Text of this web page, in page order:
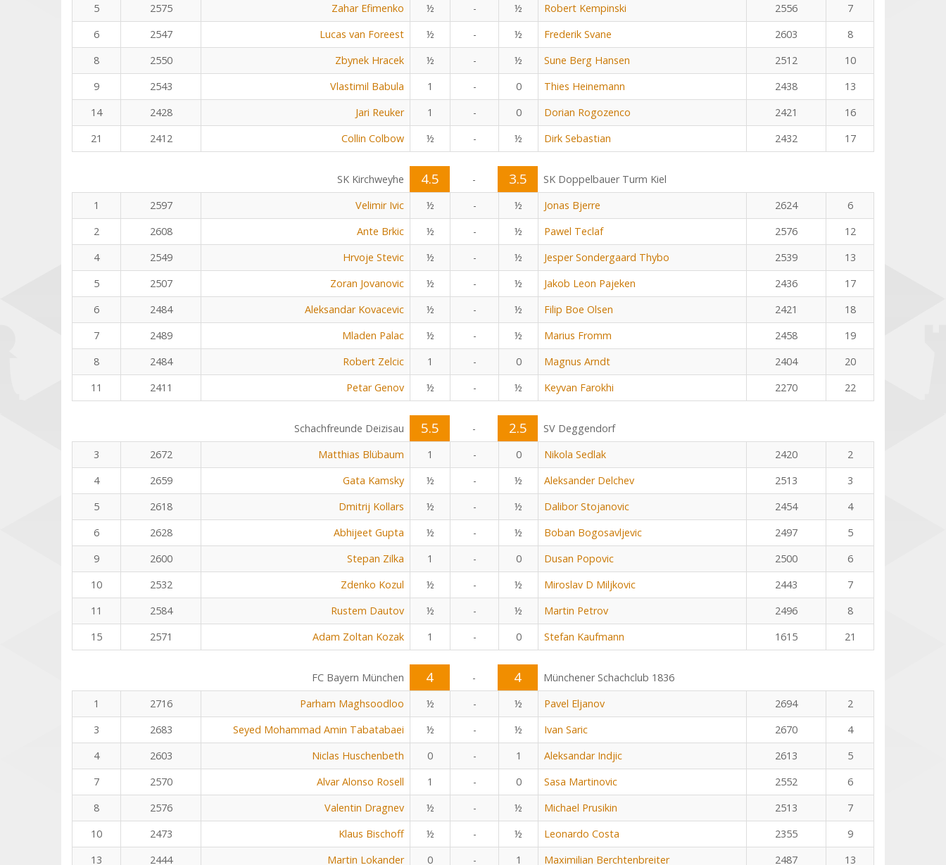
5
2575 Zahar Efimenko ½ - ½ Robert Kempinski 2556
7
6
2547 Lucas van Foreest ½ - ½ Frederik Svane 2603
8
8
2550 Zbynek Hracek ½ - ½ Sune Berg Hansen 2512
10
9
2543 Vlastimil Babula 1 - 0 Thies Heinemann 2438
13
14
2428 Jari Reuker 1 - 0 Dorian Rogozenco 2421
16
21
2412 Collin Colbow ½ - ½ Dirk Sebastian 2432 17
SK Kirchweyhe 4.5 - 3.5
SK Doppelbauer Turm Kiel
1
2597 Velimir Ivic ½ - ½ Jonas Bjerre 2624
6
2
2608 Ante Brkic ½ - ½ Pawel Teclaf 2576
12
4
2549 Hrvoje Stevic ½ - ½ Jesper Sondergaard Thybo 2539
13
5
2507 Zoran Jovanovic ½ - ½ Jakob Leon Pajeken 2436
17
6
2484 Aleksandar Kovacevic ½ - ½ Filip Boe Olsen 2421
18
7
2489 Mladen Palac ½ - ½ Marius Fromm 2458
19
8
2484 Robert Zelcic 1 - 0 Magnus Arndt 2404
20
11
2411 Petar Genov ½ - ½ Keyvan Farokhi 2270 22
Schachfreunde Deizisau 5.5 - 2.5
SV Deggendorf
3
2672 Matthias Blübaum 1 - 0 Nikola Sedlak 2420
2
4
2659 Gata Kamsky ½ - ½ Aleksander Delchev 2513
3
5
2618 Dmitrij Kollars ½ - ½ Dalibor Stojanovic 2454
4
6
2628 Abhijeet Gupta ½ - ½ Boban Bogosavljevic 2497
5
9
2600 Stepan Zilka 1 - 0 Dusan Popovic 2500
6
10
2532 Zdenko Kozul ½ - ½ Miroslav D Miljkovic 2443
7
11
2584 Rustem Dautov ½ - ½ Martin Petrov 2496
8
15
2571 Adam Zoltan Kozak 1 - 0 Stefan Kaufmann 1615 21
FC Bayern München 4 - 4
Münchener Schachclub 1836
1
2716 Parham Maghsoodloo ½ - ½ Pavel Eljanov 2694
2
3
2683 Seyed Mohammad Amin Tabatabaei ½ - ½ Ivan Saric 2670
4
4
2603 Niclas Huschenbeth 0 - 1 Aleksandar Indjic 2613
5
7
2570 Alvar Alonso Rosell 1 - 0 Sasa Martinovic 2552
6
8
2576 Valentin Dragnev ½ - ½ Michael Prusikin 2513
7
10
2473 Klaus Bischoff ½ - ½ Leonardo Costa 2355
9
13
2444 Martin Lokander 0 - 1 Maximilian Berchtenbreiter 2487 13